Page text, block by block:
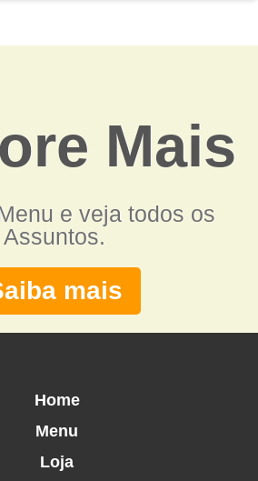
Mais
e veja todos os
Assuntos.
mais
Home
Menu
Loja